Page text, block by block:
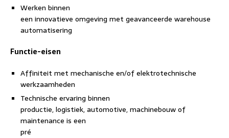
Werken binnen
een innovatieve omgeving met geavanceerde warehouse
automatisering
Functie-eisen
Affiniteit met mechanische en/of elektrotechnische
werkzaamheden
Technische ervaring binnen
productie, logistiek, automotive, machinebouw of
maintenance is een
pré